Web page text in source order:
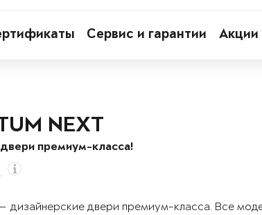
Сервис и гарантии Акции
NEXT
премиум-класса!
дизайнерские двери премиум-класса. Все